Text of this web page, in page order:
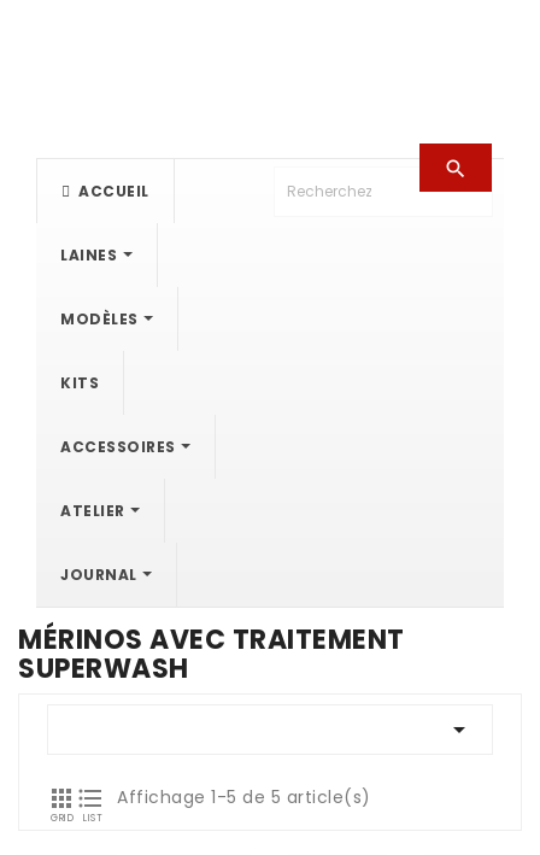
ACCUEIL
LAINES
MODÈLES
KITS
ACCESSOIRES
ATELIER
JOURNAL

MÉRINOS AVEC TRAITEMENT
SUPERWASH


GRID

LIST
Affichage 1-5 de 5 article(s)